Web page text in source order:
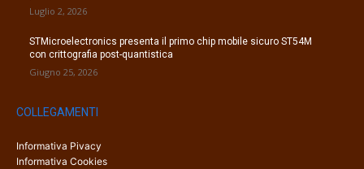
Luglio 2, 2026
STMicroelectronics presenta il primo chip mobile sicuro ST54M
con crittografia post-quantistica
Giugno 25, 2026
COLLEGAMENTI
Informativa Pivacy
Informativa Cookies